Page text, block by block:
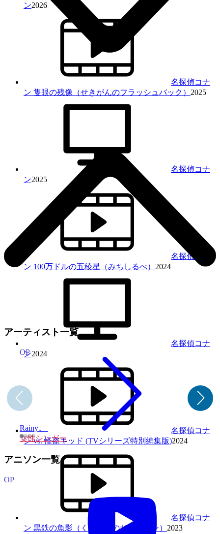
ン2026
名探偵コナ
ン 隻眼の残像（せきがんのフラッシュバック） 2025
名探偵コナ
ン2025
名探偵コナ
ン 100万ドルの五稜星（みちしるべ） 2024
名探偵コナ
ン2024
名探偵コナ
ン vs. 怪盗キッド (TVシリーズ特別編集版)2024
名探偵コナ
ン 黒鉄の魚影（くろがねのサブマリン） 2023
アーティスト一覧
OP
Rainy。
女性シンガー
アニソン一覧
OP